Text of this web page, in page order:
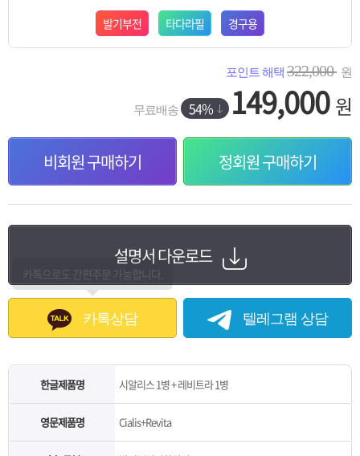
발기부전 타다라필 경구용
포인트 해택 322,000 원
무료배송 54% 149,000원
비회원 구매하기 정회원 구매하기
설명서 다운로드
카톡상담 텔레그램 상담
한글제품명 시알리스 1병 + 레비트라 1병
영문제품명 Cialis+Revita
카톡으로도 간편주문 가능합니다.